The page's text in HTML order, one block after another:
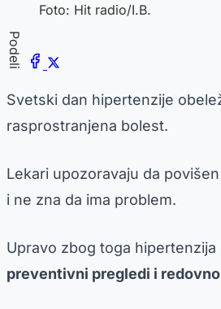
Foto: Hit radio/I.B.
Podeli
Svetski dan hipertenzije
rasprostranjena bolest.
Lekari upozoravaju da
i ne zna da ima problem.
Upravo zbog toga
preventivni pregledi i